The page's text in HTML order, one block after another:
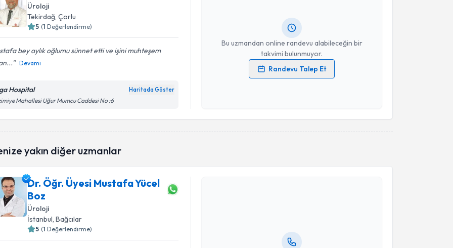
Üroloji
Tekirdağ, Çorlu
5 (1 Değerlendirme)
bey aylık oğlumu sünnet etti ve işini muhteşem
Devamı
Hospital Haritada Göster
Mahallesi Uğur Mumcu Caddesi No :6
Bu uzmandan online randevu alabileceğin bir
takvimi bulunmuyor.
Randevu Talep Et
Kişisel verilerimin işlenmesine ilişkinAydınlatma Metni
Takvim Talebini Gönder
yakın diğer uzmanlar
Dr. Öğr. Üyesi Mustafa Yücel
Boz
Üroloji
İstanbul, Bağcılar
5 (1 Değerlendirme)
Randevu Takvimi Talebi